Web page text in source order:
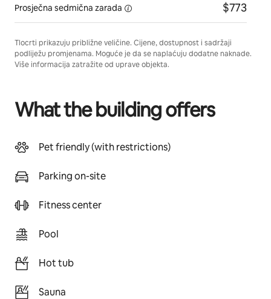
Prosječna sedmična zarada $773
Tlocrti prikazuju približne veličine. Cijene, dostupnost i sadržaji
podliježu promjenama. Moguće je da se naplaćuju dodatne naknade.
Više informacija zatražite od uprave objekta.
What the building offers
Pet friendly (with restrictions)
Parking on-site
Fitness center
Pool
Hot tub
Sauna